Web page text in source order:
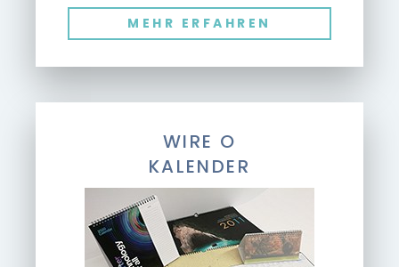
MEHR ERFAHREN
WIRE O
KALENDER